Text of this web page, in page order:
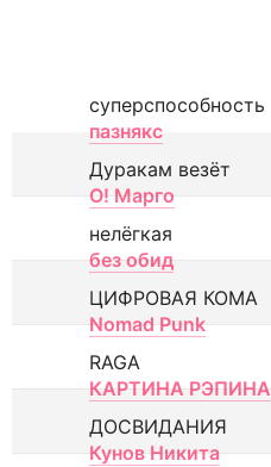
суперспособность
пазнякс
Дуракам везёт
О! Марго
нелёгкая
без обид
ЦИФРОВАЯ КОМА
Nomad Punk
RAGA
КАРТИНА РЭПИНА
ДОСВИДАНИЯ
Кунов Никита